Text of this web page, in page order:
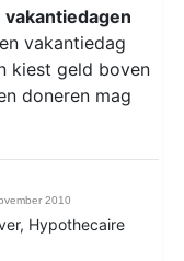
vakantiedagen
vakantiedag
kiest geld boven
doneren mag
2010
, Hypothecaire